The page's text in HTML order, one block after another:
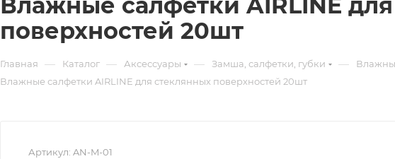
поверхностей 20шт
Главная — Каталог — Аксессуары — Замша, салфетки, губки —
Влажные салфетки AIRLINE для стеклянных поверхностей 20шт
Артикул: AN-M-01